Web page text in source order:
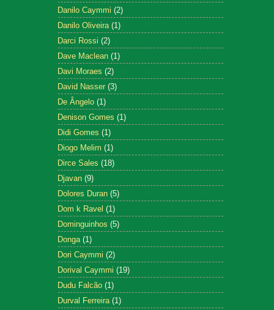
Danilo Caymmi (2)
Danilo Oliveira (1)
Darci Rossi (2)
Dave Maclean (1)
Davi Moraes (2)
David Nasser (3)
De Ângelo (1)
Denison Gomes (1)
Didi Gomes (1)
Diogo Melim (1)
Dirce Sales (18)
Djavan (9)
Dolores Duran (5)
Dom k Ravel (1)
Dominguinhos (5)
Donga (1)
Dori Caymmi (2)
Dorival Caymmi (19)
Dudu Falcão (1)
Durval Ferreira (1)